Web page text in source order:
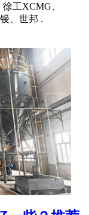
工XCMG、
、世邦 .